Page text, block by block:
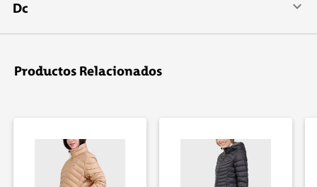
Dc
DC Shoes es una marca líder en calzado e indumentaria para
freestyle. La compañí­a fue fundada por Ken Block y Damon
Productos Relacionados